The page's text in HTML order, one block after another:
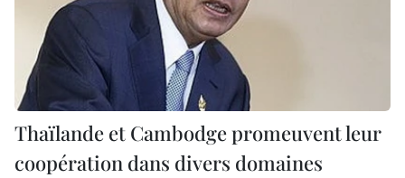
Thaïlande et Cambodge promeuvent leur
coopération dans divers domaines